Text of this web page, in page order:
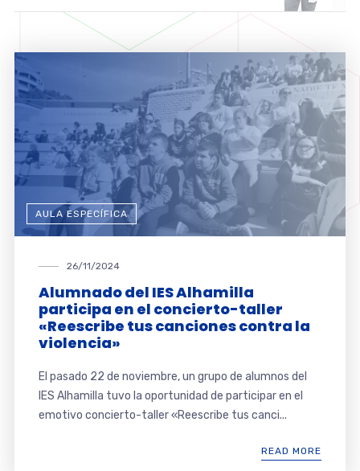
AULA ESPECÍFICA
26/11/2024
Alumnado del IES Alhamilla
participa en el concierto-taller
«Reescribe tus canciones contra la
violencia»
El pasado 22 de noviembre, un grupo de alumnos del
IES Alhamilla tuvo la oportunidad de participar en el
emotivo concierto-taller «Reescribe tus canci...
READ MORE